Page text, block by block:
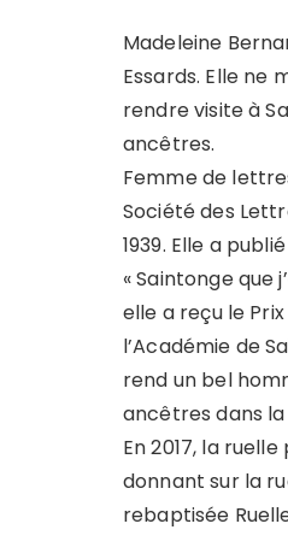
Madeleine
Essards. Elle ne
rendre visite à
ancêtres.
Femme de
Société des
1939. Elle a
« Saintonge que
elle a reçu le
l’Académie de
rend un bel
ancêtres dans
En 2017, la
donnant sur la
rebaptisée